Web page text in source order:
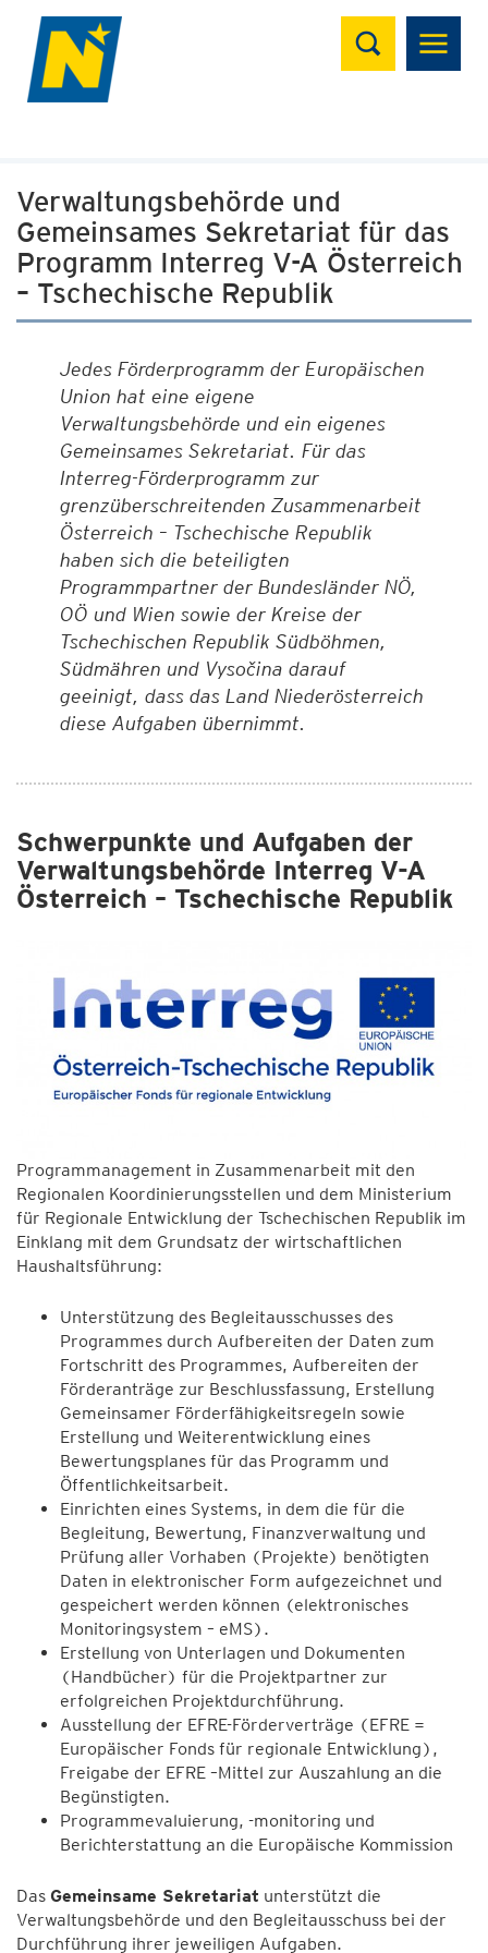
Suchen
Verwaltungsbehörde und
Gemeinsames Sekretariat für das
Programm Interreg V-A Österreich
– Tschechische Republik
Jedes Förderprogramm der Europäischen
Union hat eine eigene
Verwaltungsbehörde und ein eigenes
Gemeinsames Sekretariat. Für das
Interreg-Förderprogramm zur
grenzüberschreitenden Zusammenarbeit
Österreich – Tschechische Republik
haben sich die beteiligten
Programmpartner der Bundesländer NÖ,
OÖ und Wien sowie der Kreise der
Tschechischen Republik Südböhmen,
Südmähren und Vysočina darauf
geeinigt, dass das Land Niederösterreich
diese Aufgaben übernimmt.
Schwerpunkte und Aufgaben der
Verwaltungsbehörde Interreg V-A
Österreich – Tschechische Republik
Programmanagement in Zusammenarbeit mit den
Regionalen Koordinierungsstellen und dem Ministerium
für Regionale Entwicklung der Tschechischen Republik im
Einklang mit dem Grundsatz der wirtschaftlichen
Haushaltsführung:
Unterstützung des Begleitausschusses des
Programmes durch Aufbereiten der Daten zum
Fortschritt des Programmes, Aufbereiten der
Förderanträge zur Beschlussfassung, Erstellung
Gemeinsamer Förderfähigkeitsregeln sowie
Erstellung und Weiterentwicklung eines
Bewertungsplanes für das Programm und
Öffentlichkeitsarbeit.
Einrichten eines Systems, in dem die für die
Begleitung, Bewertung, Finanzverwaltung und
Prüfung aller Vorhaben (Projekte) benötigten
Daten in elektronischer Form aufgezeichnet und
gespeichert werden können (elektronisches
Monitoringsystem – eMS).
Erstellung von Unterlagen und Dokumenten
(Handbücher) für die Projektpartner zur
erfolgreichen Projektdurchführung.
Ausstellung der EFRE-Förderverträge (EFRE =
Europäischer Fonds für regionale Entwicklung),
Freigabe der EFRE –Mittel zur Auszahlung an die
Begünstigten.
Programmevaluierung, -monitoring und
Berichterstattung an die Europäische Kommission
Das Gemeinsame Sekretariat unterstützt die
Verwaltungsbehörde und den Begleitausschuss bei der
Durchführung ihrer jeweiligen Aufgaben.